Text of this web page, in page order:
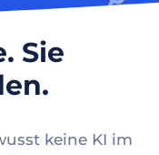
Sie
keine KI im